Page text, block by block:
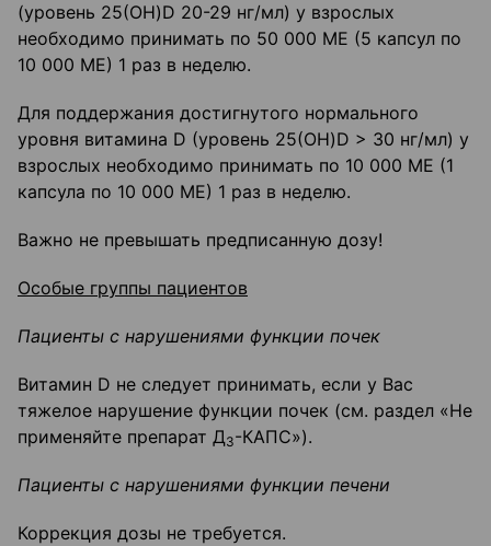
(уровень 25(OH)D 20-29 нг/мл) у взрослых
необходимо принимать по 50 000 ME (5 капсул по
10 000 ME) 1 раз в неделю.
Для поддержания достигнутого нормального
уровня витамина D (уровень 25(OH)D > 30 нг/мл) у
взрослых необходимо принимать по 10 000 ME (1
капсула по 10 000 ME) 1 раз в неделю.
Важно не превышать предписанную дозу!
Особые группы пациентов
Пациенты с нарушениями функции почек
Витамин D не следует принимать, если у Вас
тяжелое нарушение функции почек (см. раздел «Не
применяйте препарат Д3-КАПС»).
Пациенты с нарушениями функции печени
Коррекция дозы не требуется.